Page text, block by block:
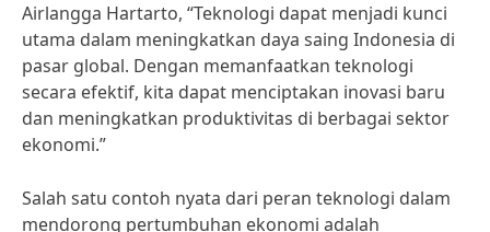
Airlangga Hartarto, “Teknologi dapat menjadi kunci
utama dalam meningkatkan daya saing Indonesia di
pasar global. Dengan memanfaatkan teknologi
secara efektif, kita dapat menciptakan inovasi baru
dan meningkatkan produktivitas di berbagai sektor
ekonomi.”
Salah satu contoh nyata dari peran teknologi dalam
mendorong pertumbuhan ekonomi adalah